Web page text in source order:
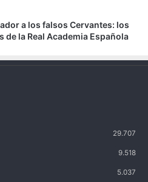
a los falsos Cervantes: los
la Real Academia Española
29.707
9.518
5.037